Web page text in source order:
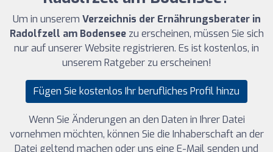
Um in unserem Verzeichnis der Ernährungsberater in
Radolfzell am Bodenseezu erscheinen, müssen Sie sich
nur auf unserer Website registrieren. Es ist kostenlos, in
unserem Ratgeber zu erscheinen!
Fügen Sie kostenlos Ihr berufliches Profil hinzu
Wenn Sie Änderungen an den Daten in Ihrer Datei
vornehmen möchten, können Sie die Inhaberschaft an der
Datei geltend machen oder uns eine E-Mail senden und